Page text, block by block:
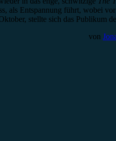
als Entspannung führt, wobei
stellte sich das Publikum
von